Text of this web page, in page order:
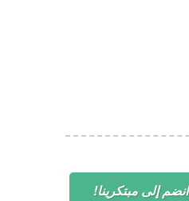
انضم إلى مبتكرينا!